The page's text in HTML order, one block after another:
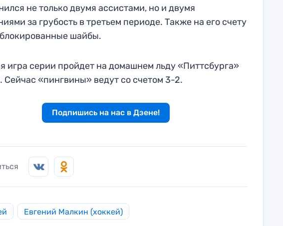
не только двумя ассистами, но и двумя
за грубость в третьем периоде. Также на его счету
шайбы.
игра серии пройдет на домашнем льду «Питтсбурга»
Сейчас «пингвины» ведут со счетом 3-2.
Подпишись на нас в Дзене!
Евгений Малкин (хоккей)